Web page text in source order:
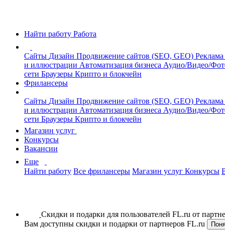
Найти работу Работа
Сайты Дизайн Продвижение сайтов (SEO, GEO)
и иллюстрации Автоматизация бизнеса Аудио/Видео/
сети Браузеры Крипто и блокчейн
Фрилансеры
Сайты Дизайн Продвижение сайтов (SEO, GEO)
и иллюстрации Автоматизация бизнеса Аудио/Видео/
сети Браузеры Крипто и блокчейн
Магазин услуг
Конкурсы
Вакансии
Еще
Найти работу Все фрилансеры Магазин услуг Конкурсы
Скидки и подарки для пользователей FL.ru от
Вам доступны скидки и подарки от партнеров FL.ru